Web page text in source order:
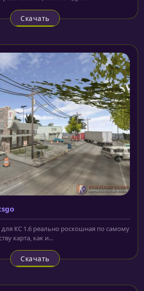
Скачать
для КС 1.6 реально роскошная по самому
карта, как и...
Скачать